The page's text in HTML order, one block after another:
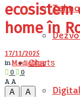
Charts
home în
17/11/2025
inMediablog
0
0
A A
A
A